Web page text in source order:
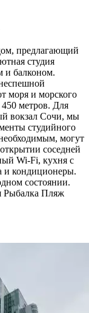
предлагающий
студия
и балконом.
моря и морского
450 метров. Для
вокзал Сочи, мы
студийного
могут
соседней
Wi-Fi, кухня с
и кондиционеры.
состоянии.
Рыбалка Пляж